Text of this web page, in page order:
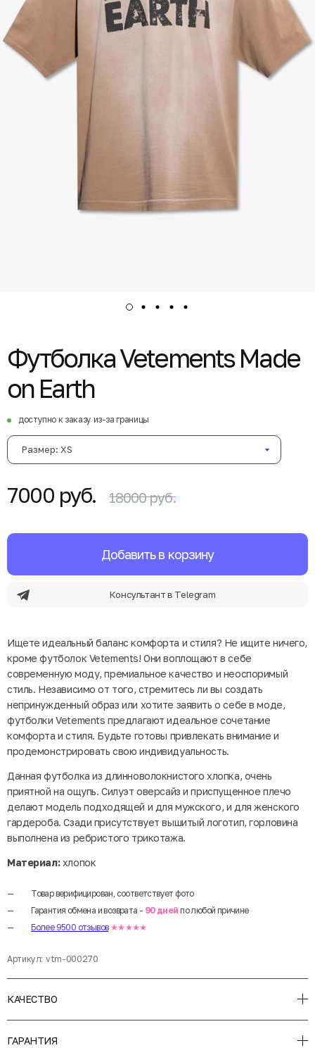
Футболка Vetements Made
on Earth
доступно к заказу из-за границы
Размер: XS
7000 руб. 18000 руб.
Добавить в корзину
Консультант в Telegram
Ищете идеальный баланс комфорта и стиля? Не ищите ничего,
кроме футболок Vetements! Они воплощают в себе
современную моду, премиальное качество и неоспоримый
стиль. Независимо от того, стремитесь ли вы создать
непринужденный образ или хотите заявить о себе в моде,
футболки Vetements предлагают идеальное сочетание
комфорта и стиля. Будьте готовы привлекать внимание и
продемонстрировать свою индивидуальность.
Данная футболка из длинноволокнистого хлопка, очень
приятной на ощупь. Силуэт оверсайз и приспущенное плечо
делают модель подходящей и для мужского, и для женского
гардероба. Сзади присутствует вышитый логотип, горловина
выполнена из ребристого трикотажа.
Материал:хлопок
Товар верифицирован, соответствует фото
Гарантия обмена и возврата - 90 дней по любой причине
Более 9500 отзывов ★★★★★
Артикул: vtm-000270
КАЧЕСТВО
ГАРАНТИЯ